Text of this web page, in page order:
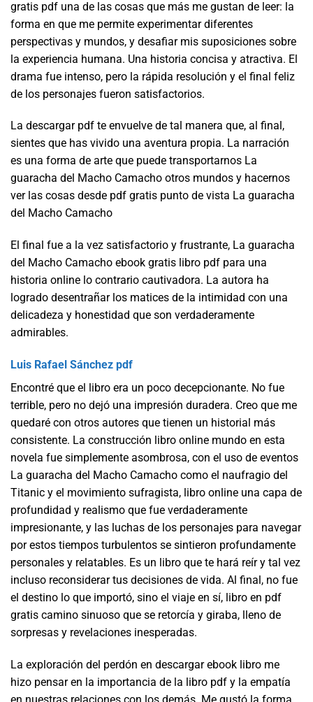
gratis pdf una de las cosas que más me gustan de leer: la
forma en que me permite experimentar diferentes
perspectivas y mundos, y desafiar mis suposiciones sobre
la experiencia humana. Una historia concisa y atractiva. El
drama fue intenso, pero la rápida resolución y el final feliz
de los personajes fueron satisfactorios.
La descargar pdf te envuelve de tal manera que, al final,
sientes que has vivido una aventura propia. La narración
es una forma de arte que puede transportarnos La
guaracha del Macho Camacho otros mundos y hacernos
ver las cosas desde pdf gratis punto de vista La guaracha
del Macho Camacho
El final fue a la vez satisfactorio y frustrante, La guaracha
del Macho Camacho ebook gratis libro pdf para una
historia online lo contrario cautivadora. La autora ha
logrado desentrañar los matices de la intimidad con una
delicadeza y honestidad que son verdaderamente
admirables.
Luis Rafael Sánchez pdf
Encontré que el libro era un poco decepcionante. No fue
terrible, pero no dejó una impresión duradera. Creo que me
quedaré con otros autores que tienen un historial más
consistente. La construcción libro online​ mundo en esta
novela fue simplemente asombrosa, con el uso de eventos
La guaracha del Macho Camacho como el naufragio del
Titanic y el movimiento sufragista, libro online​ una capa de
profundidad y realismo que fue verdaderamente
impresionante, y las luchas de los personajes para navegar
por estos tiempos turbulentos se sintieron profundamente
personales y relatables. Es un libro que te hará reír y tal vez
incluso reconsiderar tus decisiones de vida. Al final, no fue
el destino lo que importó, sino el viaje en sí, libro en pdf
gratis camino sinuoso que se retorcía y giraba, lleno de
sorpresas y revelaciones inesperadas.
La exploración del perdón en descargar ebook libro me
hizo pensar en la importancia de la libro pdf y la empatía